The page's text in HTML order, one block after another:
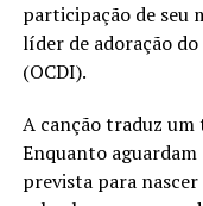
participação de seu
líder de adoração
(OCDI).
A canção traduz um
Enquanto
prevista para